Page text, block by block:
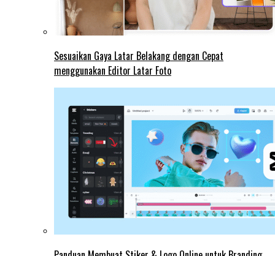
Sesuaikan Gaya Latar Belakang dengan Cepat
menggunakan Editor Latar Foto